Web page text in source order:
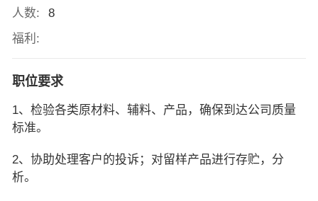
人数:
8
福利:
职位要求
1、检验各类原材料、辅料、产品，确保到达公司质量
标准。
2、协助处理客户的投诉；对留样产品进行存贮，分
析。